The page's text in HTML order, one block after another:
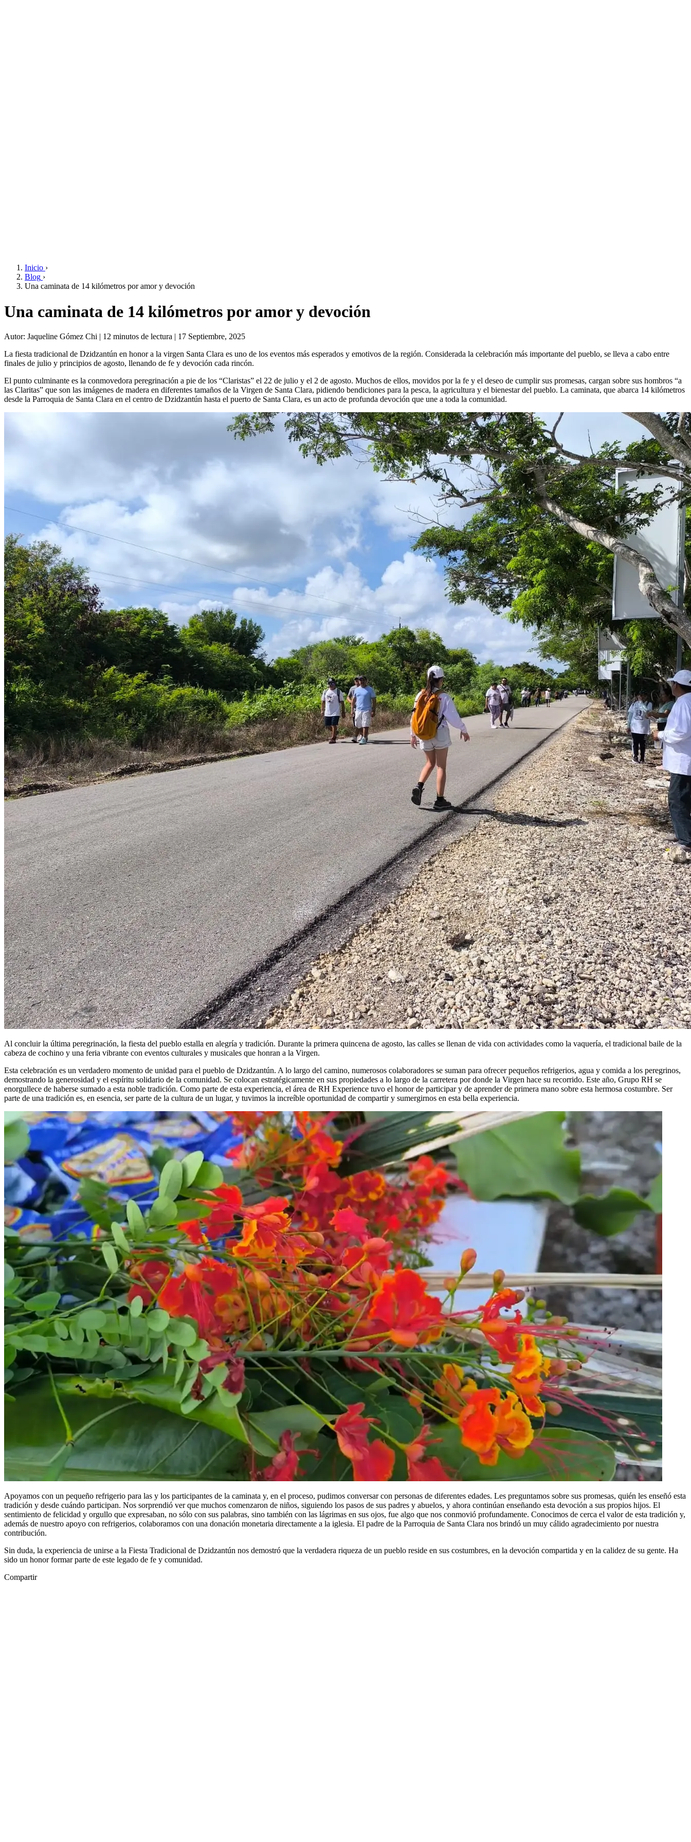
Inicio ›
Blog ›
Una caminata de 14 kilómetros por amor y devoción
Una caminata de 14 kilómetros por amor y devoción
Autor: Jaqueline Gómez Chi | 12 minutos de lectura | 17 Septiembre, 2025
La fiesta tradicional de Dzidzantún en honor a la virgen Santa Clara es uno de los eventos más esperados y emotivos de la región. Considerada la celebración más importante del pueblo, se lleva a cabo entre
finales de julio y principios de agosto, llenando de fe y devoción cada rincón.
El punto culminante es la conmovedora peregrinación a pie de los “Claristas” el 22 de julio y el 2 de agosto. Muchos de ellos, movidos por la fe y el deseo de cumplir sus promesas, cargan sobre sus hombros “a
las Claritas” que son las imágenes de madera en diferentes tamaños de la Virgen de Santa Clara, pidiendo bendiciones para la pesca, la agricultura y el bienestar del pueblo. La caminata, que abarca 14 kilómetros
desde la Parroquia de Santa Clara en el centro de Dzidzantún hasta el puerto de Santa Clara, es un acto de profunda devoción que une a toda la comunidad.
Al concluir la última peregrinación, la fiesta del pueblo estalla en alegría y tradición. Durante la primera quincena de agosto, las calles se llenan de vida con actividades como la vaquería, el tradicional baile de la
cabeza de cochino y una feria vibrante con eventos culturales y musicales que honran a la Virgen.
Esta celebración es un verdadero momento de unidad para el pueblo de Dzidzantún. A lo largo del camino, numerosos colaboradores se suman para ofrecer pequeños refrigerios, agua y comida a los peregrinos,
demostrando la generosidad y el espíritu solidario de la comunidad. Se colocan estratégicamente en sus propiedades a lo largo de la carretera por donde la Virgen hace su recorrido. Este año, Grupo RH se
enorgullece de haberse sumado a esta noble tradición. Como parte de esta experiencia, el área de RH Experience tuvo el honor de participar y de aprender de primera mano sobre esta hermosa costumbre. Ser
parte de una tradición es, en esencia, ser parte de la cultura de un lugar, y tuvimos la increíble oportunidad de compartir y sumergirnos en esta bella experiencia.
Apoyamos con un pequeño refrigerio para las y los participantes de la caminata y, en el proceso, pudimos conversar con personas de diferentes edades. Les preguntamos sobre sus promesas, quién les enseñó esta
tradición y desde cuándo participan. Nos sorprendió ver que muchos comenzaron de niños, siguiendo los pasos de sus padres y abuelos, y ahora continúan enseñando esta devoción a sus propios hijos. El
sentimiento de felicidad y orgullo que expresaban, no sólo con sus palabras, sino también con las lágrimas en sus ojos, fue algo que nos conmovió profundamente. Conocimos de cerca el valor de esta tradición y,
además de nuestro apoyo con refrigerios, colaboramos con una donación monetaria directamente a la iglesia. El padre de la Parroquia de Santa Clara nos brindó un muy cálido agradecimiento por nuestra
contribución.
Sin duda, la experiencia de unirse a la Fiesta Tradicional de Dzidzantún nos demostró que la verdadera riqueza de un pueblo reside en sus costumbres, en la devoción compartida y en la calidez de su gente. Ha
sido un honor formar parte de este legado de fe y comunidad.
Compartir